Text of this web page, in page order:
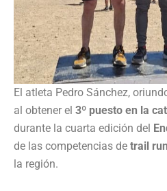
El atleta Pedro Sánchez,
al obtener el 3º puesto en la
durante la cuarta edición del
de las competencias de trail
la región.